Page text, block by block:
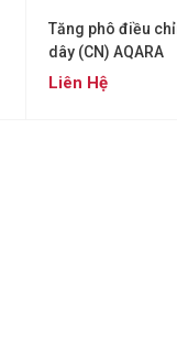
Tăng phô điều
dây (CN) AQARA
ZNDDMK11LM
Liên Hệ